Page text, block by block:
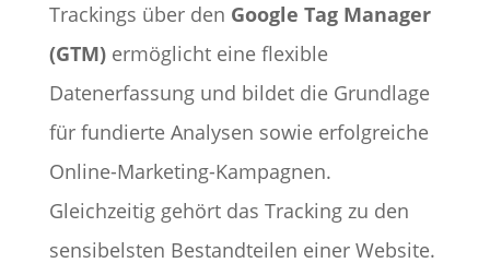
Trackings über den Google Tag Manager
(GTM)ermöglicht eine flexible
Datenerfassung und bildet die Grundlage
für fundierte Analysen sowie erfolgreiche
Online-Marketing-Kampagnen.
Gleichzeitig gehört das Tracking zu den
sensibelsten Bestandteilen einer Website.